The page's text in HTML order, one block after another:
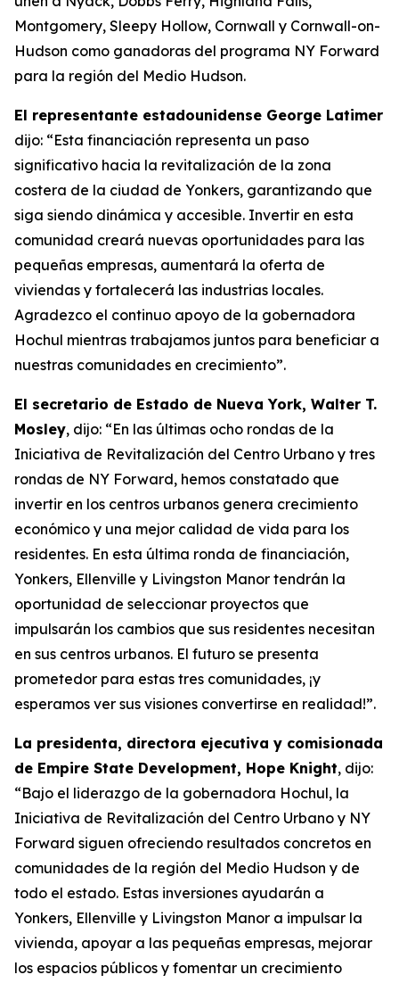
Montgomery, Sleepy Hollow, Cornwall y Cornwall-on-
Hudson como ganadoras del programa NY Forward
para la región del Medio Hudson.
El representante estadounidense George Latimer
dijo: “Esta financiación representa un paso
significativo hacia la revitalización de la zona
costera de la ciudad de Yonkers, garantizando que
siga siendo dinámica y accesible. Invertir en esta
comunidad creará nuevas oportunidades para las
pequeñas empresas, aumentará la oferta de
viviendas y fortalecerá las industrias locales.
Agradezco el continuo apoyo de la gobernadora
Hochul mientras trabajamos juntos para beneficiar a
nuestras comunidades en crecimiento”.
El secretario de Estado de Nueva York, Walter T.
Mosley, dijo: “En las últimas ocho rondas de la
Iniciativa de Revitalización del Centro Urbano y tres
rondas de NY Forward, hemos constatado que
invertir en los centros urbanos genera crecimiento
económico y una mejor calidad de vida para los
residentes. En esta última ronda de financiación,
Yonkers, Ellenville y Livingston Manor tendrán la
oportunidad de seleccionar proyectos que
impulsarán los cambios que sus residentes necesitan
en sus centros urbanos. El futuro se presenta
prometedor para estas tres comunidades, ¡y
esperamos ver sus visiones convertirse en realidad!”.
La presidenta, directora ejecutiva y comisionada
de Empire State Development, Hope Knight, dijo:
“Bajo el liderazgo de la gobernadora Hochul, la
Iniciativa de Revitalización del Centro Urbano y NY
Forward siguen ofreciendo resultados concretos en
comunidades de la región del Medio Hudson y de
todo el estado. Estas inversiones ayudarán a
Yonkers, Ellenville y Livingston Manor a impulsar la
vivienda, apoyar a las pequeñas empresas, mejorar
los espacios públicos y fomentar un crecimiento